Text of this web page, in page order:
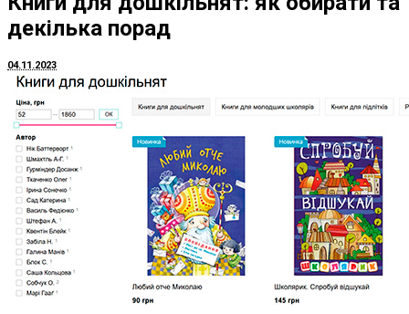
декілька порад
04.11.2023